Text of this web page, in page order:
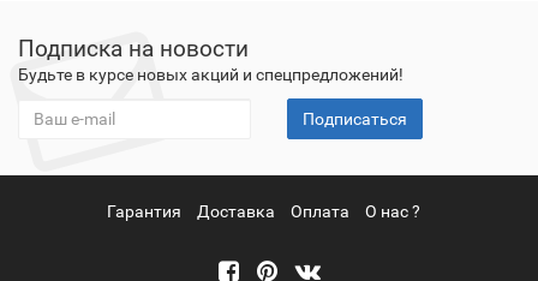
Подписка на новости
Будьте в курсе новых акций и спецпредложений!
Подписаться
Гарантия Доставка Оплата О нас ?